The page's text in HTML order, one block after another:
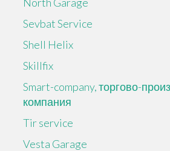
Sevbat Service
Shell Helix
Skillfix
Smart-company, торгово-
компания
Tir service
Vesta Garage